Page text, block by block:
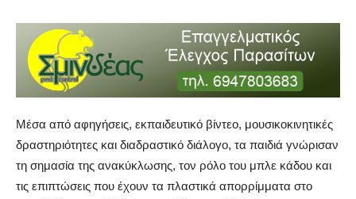
Μέσα από αφηγήσεις, εκπαιδευτικό βίντεο, μουσικοκινητικές
δραστηριότητες και διαδραστικό διάλογο, τα παιδιά γνώρισαν
τη σημασία της ανακύκλωσης, τον ρόλο του μπλε κάδου και
τις επιπτώσεις που έχουν τα πλαστικά απορρίμματα στο